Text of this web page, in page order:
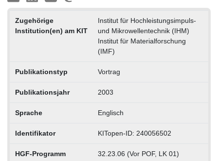
Zugehörige
Institution(en) am KIT
Institut für Hochleistungsimpuls-
und Mikrowellentechnik (IHM)
Institut für Materialforschung
(IMF)
Publikationstyp Vortrag
Publikationsjahr 2003
Sprache Englisch
Identifikator KITopen-ID: 240056502
HGF-Programm 32.23.06 (Vor POF, LK 01)